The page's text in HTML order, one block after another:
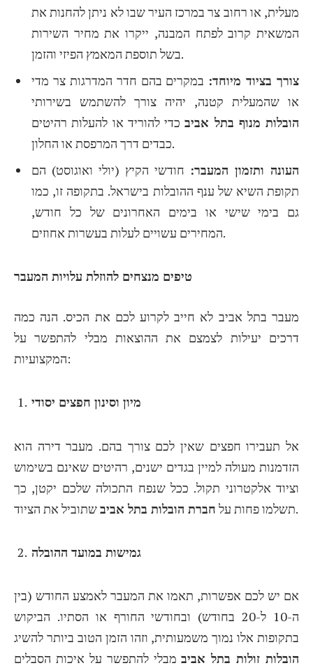
מעלית, או רחוב צר במרכז העיר שבו לא ניתן להחנות את
המשאית קרוב לפתח המבנה, ייקרו את מחיר השירות
בשל תוספת המאמץ הפיזי והזמן.
צורך בציוד מיוחד: במקרים בהם חדר המדרגות צר מדי
או שהמעלית קטנה, יהיה צורך להשתמש בשירותי
הובלות מנוף בתל אביבכדי להוריד או להעלות רהיטים
כבדים דרך המרפסת או החלון.
העונה ותזמון המעבר: חודשי הקיץ (יולי ואוגוסט) הם
תקופת השיא של ענף ההובלות בישראל. בתקופה זו, כמו
גם בימי שישי או בימים האחרונים של כל חודש,
המחירים עשויים לעלות בעשרות אחוזים.
טיפים מנצחים להוזלת עלויות המעבר
מעבר בתל אביב לא חייב לקרוע לכם את הכיס. הנה כמה
דרכים יעילות לצמצם את ההוצאות מבלי להתפשר על
המקצועיות:
מיון וסינון חפצים יסודי
אל תעבירו חפצים שאין לכם צורך בהם. מעבר דירה הוא
הזדמנות מעולה למיין בגדים ישנים, רהיטים שאינם בשימוש
וציוד אלקטרוני תקול. ככל שנפח התכולה שלכם יקטן, כך
תשלמו פחות על חברת הובלות בתל אביב שתוביל את הציוד.
גמישות במועד ההובלה
אם יש לכם אפשרות, תאמו את המעבר לאמצע החודש (בין
ה-10 ל-20 בחודש) ובחודשי החורף או הסתיו. הביקוש
בתקופות אלו נמוך משמעותית, וזהו הזמן הטוב ביותר להשיג
הובלות זולות בתל אביבמבלי להתפשר על איכות הסבלים